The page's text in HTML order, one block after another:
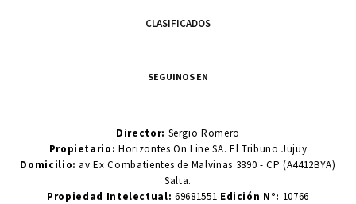
CLASIFICADOS
SEGUINOS EN
Director: Sergio Romero
Propietario:Horizontes On Line SA. El Tribuno Jujuy
Domicilio: av Ex Combatientes de Malvinas 3890 - CP (A4412BYA)
Salta.
Propiedad Intelectual: 69681551 Edición N°: 10766